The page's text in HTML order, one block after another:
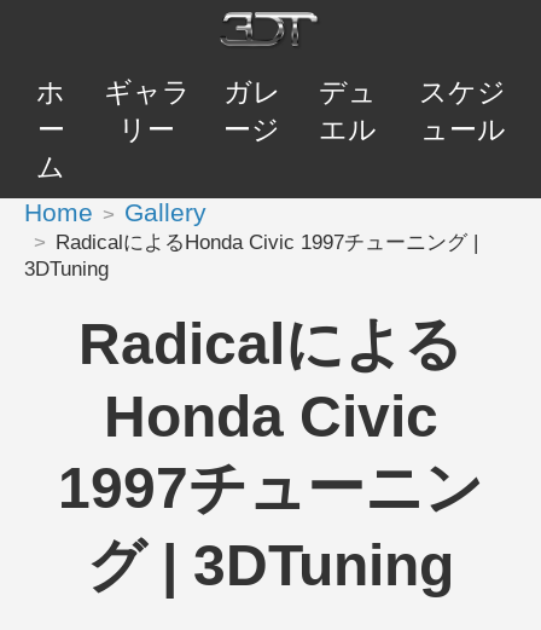
ホ
ー
ム
ギャラ
リー
ガレ
ージ
デュ
エル
スケジ
ュール
Home Gallery
RadicalによるHonda Civic 1997チューニング |
3DTuning
Radicalによる
Honda Civic
1997チューニン
グ | 3DTuning